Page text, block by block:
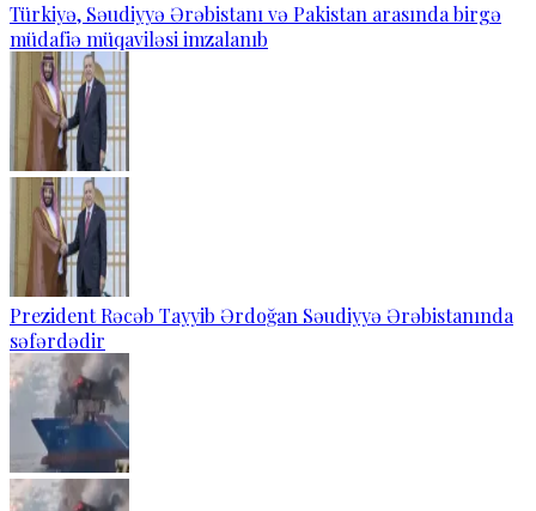
Türkiyə, Səudiyyə Ərəbistanı və Pakistan arasında birgə
müdafiə müqaviləsi imzalanıb
Prezident Rəcəb Tayyib Ərdoğan Səudiyyə Ərəbistanında
səfərdədir